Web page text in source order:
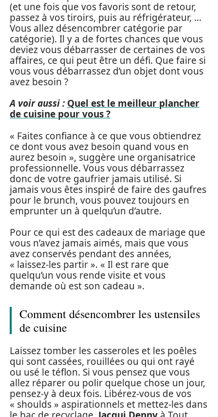
(et une fois que vos favoris sont de retour,
passez à vos tiroirs, puis au réfrigérateur, …
Vous allez désencombrer catégorie par
catégorie). Il y a de fortes chances que vous
deviez vous débarrasser de certaines de vos
affaires, ce qui peut être un défi. Que faire si
vous vous débarrassez d’un objet dont vous
avez besoin ?
A voir aussi : Quel est le meilleur plancher
de cuisine pour vous ?
« Faites confiance à ce que vous obtiendrez
ce dont vous avez besoin quand vous en
aurez besoin », suggère une organisatrice
professionnelle. Vous vous débarrassez
donc de votre gaufrier jamais utilisé. Si
jamais vous êtes inspiré de faire des gaufres
pour le brunch, vous pouvez toujours en
emprunter un à quelqu’un d’autre.
Pour ce qui est des cadeaux de mariage que
vous n’avez jamais aimés, mais que vous
avez conservés pendant des années,
« laissez-les partir ». « Il est rare que
quelqu’un vous rende visite et vous
demande où est son cadeau ».
Comment désencombrer les ustensiles
de cuisine
Laissez tomber les casseroles et les poêles
qui sont cassées, rouillées ou qui ont rayé
ou usé le téflon. Si vous pensez que vous
allez réparer ou polir quelque chose un jour,
pensez-y à deux fois. Libérez-vous de vos
« shoulds » aspirationnels et mettez-les dans